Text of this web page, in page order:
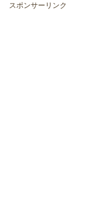
スポンサーリンク